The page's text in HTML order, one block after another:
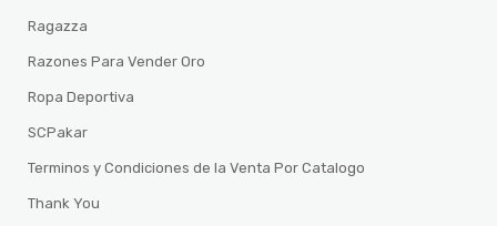
Ragazza
Razones Para Vender Oro
Ropa Deportiva
SCPakar
Terminos y Condiciones de la Venta Por Catalogo
Thank You